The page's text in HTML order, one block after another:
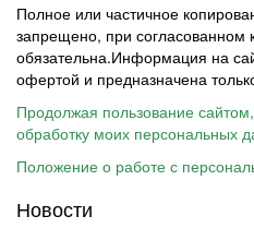
Полное или частичное
запрещено, при согласованном
обязательна.Информация на
офертой и предназначена
Продолжая пользование
обработку моих персональных
Положение о работе с
Новости